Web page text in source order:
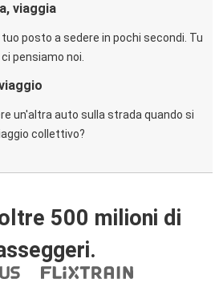
viaggia
posto a sedere in pochi secondi. Tu
pensiamo noi.
un'altra auto sulla strada quando si
collettivo?
500 milioni di